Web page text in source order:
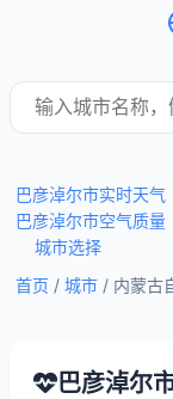
巴彦淖尔市实时天气
巴彦淖尔市空气质量
城市选择
首页 / 城市 / 内蒙古
巴彦淖尔